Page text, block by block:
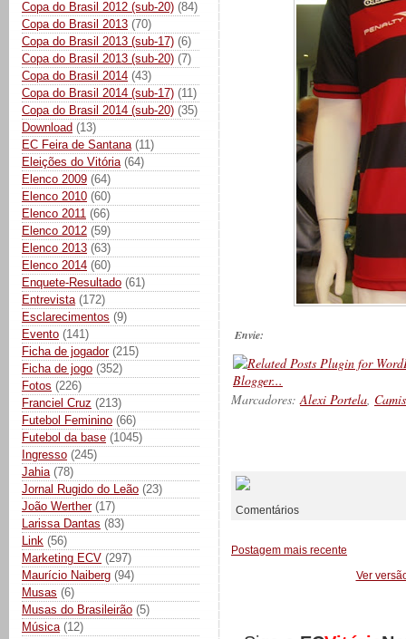
Copa do Brasil 2012 (sub-20) (84)
Copa do Brasil 2013 (70)
Copa do Brasil 2013 (sub-17) (6)
Copa do Brasil 2013 (sub-20) (7)
Copa do Brasil 2014 (43)
Copa do Brasil 2014 (sub-17) (11)
Copa do Brasil 2014 (sub-20) (35)
Download (13)
EC Feira de Santana (11)
Eleições do Vitória (64)
Elenco 2009 (64)
Elenco 2010 (60)
Elenco 2011 (66)
Elenco 2012 (59)
Elenco 2013 (63)
Elenco 2014 (60)
Enquete-Resultado (61)
Entrevista (172)
Esclarecimentos (9)
Evento (141)
Ficha de jogador (215)
Ficha de jogo (352)
Fotos (226)
Franciel Cruz (213)
Futebol Feminino (66)
Futebol da base (1045)
Ingresso (245)
Jahia (78)
Jornal Rugido do Leão (23)
João Werther (17)
Larissa Dantas (83)
Link (56)
Marketing ECV (297)
Maurício Naiberg (94)
Musas (6)
Musas do Brasileirão (5)
Música (12)
Envie:
Marcadores:Alexi Portela,
Comentários
Postagem mais recente
Ver